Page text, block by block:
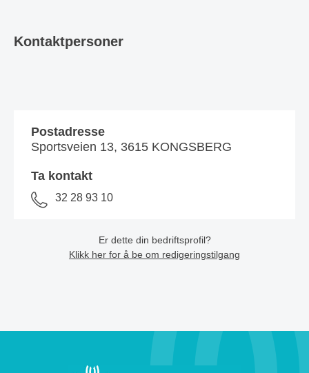
Kontaktpersoner
Postadresse
Sportsveien 13, 3615 KONGSBERG
Ta kontakt
32 28 93 10
Er dette din bedriftsprofil?
Klikk her for å be om redigeringstilgang